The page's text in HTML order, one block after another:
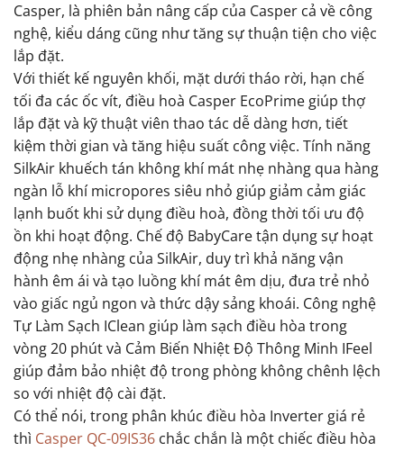
Casper, là phiên bản nâng cấp của Casper cả về công
nghệ, kiểu dáng cũng như tăng sự thuận tiện cho việc
lắp đặt.
Với thiết kế nguyên khối, mặt dưới tháo rời, hạn chế
tối đa các ốc vít, điều hoà Casper EcoPrime giúp thợ
lắp đặt và kỹ thuật viên thao tác dễ dàng hơn, tiết
kiệm thời gian và tăng hiệu suất công việc. Tính năng
SilkAir khuếch tán không khí mát nhẹ nhàng qua hàng
ngàn lỗ khí micropores siêu nhỏ giúp giảm cảm giác
lạnh buốt khi sử dụng điều hoà, đồng thời tối ưu độ
ồn khi hoạt động. Chế độ BabyCare tận dụng sự hoạt
động nhẹ nhàng của SilkAir, duy trì khả năng vận
hành êm ái và tạo luồng khí mát êm dịu, đưa trẻ nhỏ
vào giấc ngủ ngon và thức dậy sảng khoái. Công nghệ
Tự Làm Sạch IClean giúp làm sạch điều hòa trong
vòng 20 phút và Cảm Biến Nhiệt Độ Thông Minh IFeel
giúp đảm bảo nhiệt độ trong phòng không chênh lệch
so với nhiệt độ cài đặt.
Có thể nói, trong phân khúc điều hòa Inverter giá rẻ
thì Casper QC-09IS36 chắc chắn là một chiếc điều hòa